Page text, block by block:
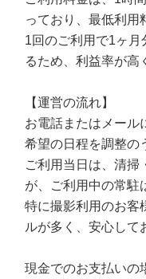
っており、最低利用
1回のご利用で1ヶ
るため、利益率が高
【運営の流れ】
お電話またはメール
希望の日程を調整の
ご利用当日は、清掃
が、ご利用中の常駐
特に撮影利用のお客
ルが多く、安心して
現金でのお支払いの